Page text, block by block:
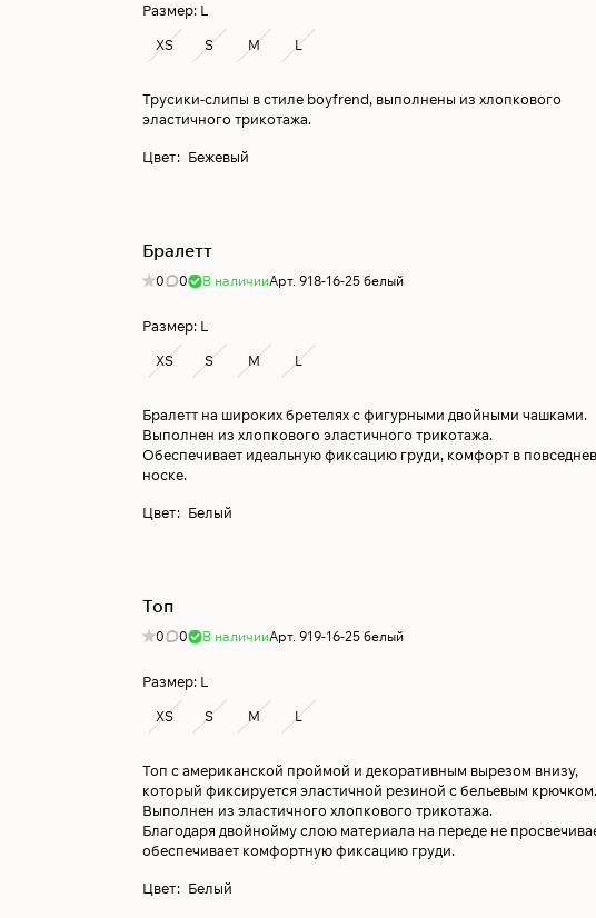
Размер: L
XS S M L
Трусики-слипы в стиле boyfrend, выполнены из хлопкового
эластичного трикотажа.
Цвет: Бежевый
Бралетт
0 0 В наличииАрт. 918-16-25 белый
Размер: L
XS S M L
Бралетт на широких бретелях с фигурными двойными чашками.
Выполнен из хлопкового эластичного трикотажа.
Обеспечивает идеальную фиксацию груди, комфорт в
носке.
Цвет: Белый
Топ
0 0 В наличииАрт. 919-16-25 белый
Размер: L
XS S M L
Топ с американской проймой и декоративным вырезом внизу,
который фиксируется эластичной резиной с бельевым крючком.
Выполнен из эластичного хлопкового трикотажа.
Благодаря двойнойму слою материала на переде не
обеспечивает комфортную фиксацию груди.
Цвет: Белый